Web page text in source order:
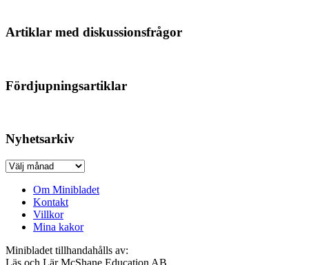
Artiklar med diskussionsfrågor
Fördjupningsartiklar
Nyhetsarkiv
Nyhetsarkiv
Om Minibladet
Kontakt
Villkor
Mina kakor
Minibladet tillhandahålls av:
Läs och Lär McShane Education AB